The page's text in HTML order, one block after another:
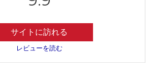
サイトに訪れる
レビューを読む